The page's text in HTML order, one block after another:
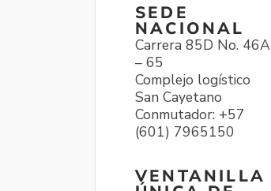
SEDE
NACIONAL
Carrera 85D No. 46A
– 65
Complejo logístico
San Cayetano
Conmutador: +57
(601) 7965150
VENTANILLA